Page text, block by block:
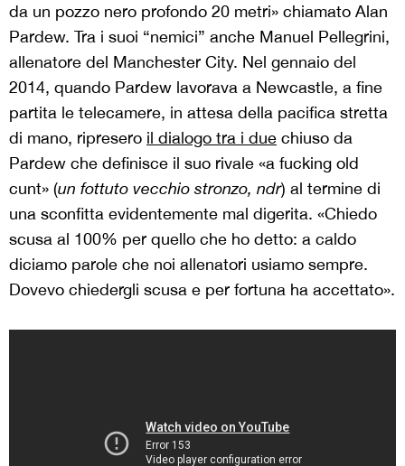
da un pozzo nero profondo 20 metri» chiamato Alan
Pardew. Tra i suoi “nemici” anche Manuel Pellegrini,
allenatore del Manchester City. Nel gennaio del
2014, quando Pardew lavorava a Newcastle, a fine
partita le telecamere, in attesa della pacifica stretta
di mano, ripresero il dialogo tra i due chiuso da
Pardew che definisce il suo rivale «a fucking old
cunt» (un fottuto vecchio stronzo, ndr) al termine di
una sconfitta evidentemente mal digerita. «Chiedo
scusa al 100% per quello che ho detto: a caldo
diciamo parole che noi allenatori usiamo sempre.
Dovevo chiedergli scusa e per fortuna ha accettato».